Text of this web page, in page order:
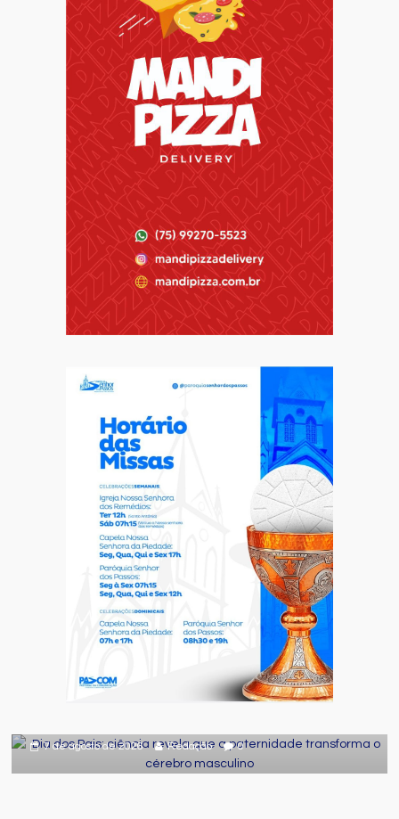
Dia dos Pais: ciência revela que a
paternidade transforma o cérebro
7 de agosto de 2026 Redação 0